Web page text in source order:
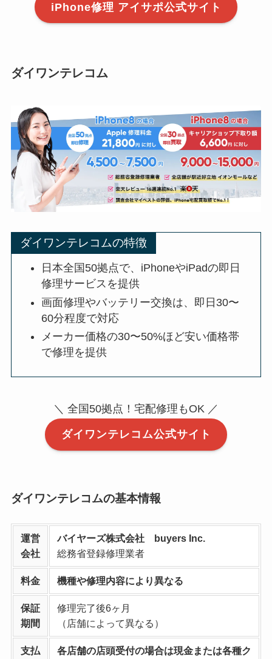
iPhone修理 アイサポ公式サイト
ダイワンテレコム
ダイワンテレコムの特徴
日本全国50拠点で、iPhoneやiPadの即日
修理サービスを提供
画面修理やバッテリー交換は、即日30〜
60分程度で対応
メーカー価格の30〜50%ほど安い価格帯
で修理を提供
＼ 全国50拠点！宅配修理もOK ／
ダイワンテレコム公式サイト
ダイワンテレコムの基本情報
運営
会社
バイヤーズ株式会社 buyers Inc.
総務省登録修理業者
料金 機種や修理内容により異なる
保証
期間
修理完了後6ヶ月
（店舗によって異なる）
支払 各店舗の店頭受付の場合は現金または各種ク